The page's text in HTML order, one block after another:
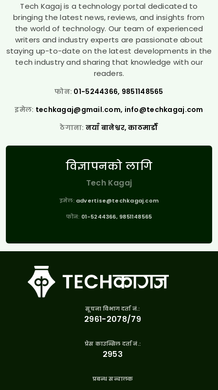
Tech Kagaj is a technology portal dedicated to
bringing the latest news, reviews, and insights from
the world of technology. Our team of experienced
writers and industry experts are passionate about
staying up-to-date on the latest developments in the
tech industry and sharing that knowledge with our
readers.
फोन: 01-5244366, 9851148565
इमेल: techkagaj@gmail.com, info@techkagaj.com
ठेगाना: नयाँ बानेश्वर, काठमाडौँ
विज्ञापनको लागि
Tech Kagaj
इमेल: advertise@techkagaj.com
फोन: 01-5244366, 9851148565
सूचना विभाग दर्ता नं.:
२९६१-२०७८/७९
प्रेस काउन्सिल दर्ता नं.:
२९५३
प्रबन्ध सन्चालक